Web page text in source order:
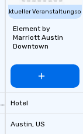
Veranstaltungsortstyp
Aktueller Veranstaltungsort
Element by
Marriott Austin
Downtown
Hotel
Austin, US